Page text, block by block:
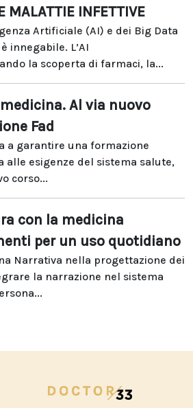
MALATTIE INFETTIVE
Artificiale (AI) e dei Big Data
innegabile. L’AI
la scoperta di farmaci, la...
Al via nuovo
Fad
a garantire una formazione
alle esigenze del sistema salute,
corso...
con la medicina
per un uso quotidiano
Narrativa nella progettazione dei
la narrazione nel sistema